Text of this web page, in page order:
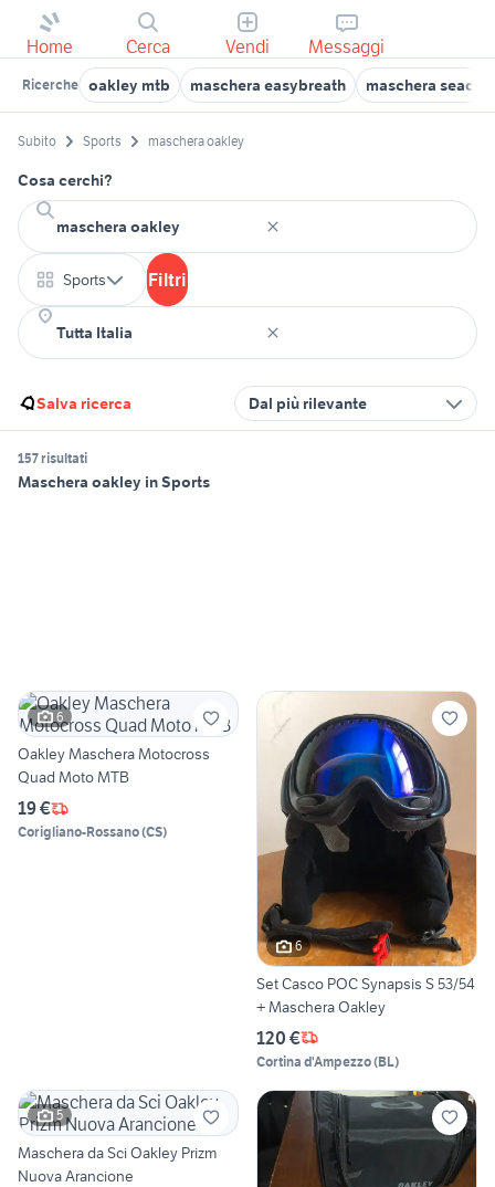
Home Cerca Vendi Messaggi
Ricerche oakley mtb maschera easybreath maschera seac
Subito Sports maschera oakley
Cosa cerchi?
Sports Filtri
Salva ricerca Dal più rilevante
157 risultati
Maschera oakley in Sports
6
Oakley Maschera Motocross
Quad Moto MTB
19 €
Corigliano-Rossano(CS)
6
Set Casco POC Synapsis S 53/54
+ Maschera Oakley
120 €
Cortina d'Ampezzo(BL)
5
Maschera da Sci Oakley Prizm
Nuova Arancione